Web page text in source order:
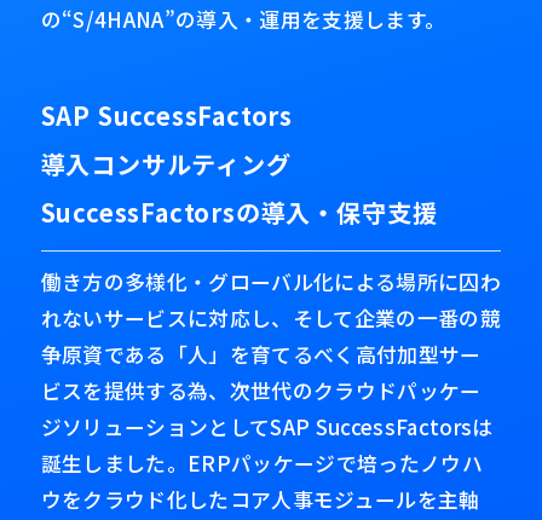
の“S/4HANA”の導入・運用を支援します。
SAP SuccessFactors
導入コンサルティング
SuccessFactorsの導入・保守支援
働き方の多様化・グローバル化による場所に囚わ
れないサービスに対応し、そして企業の一番の競
争原資である「人」を育てるべく高付加型サー
ビスを提供する為、次世代のクラウドパッケー
ジソリューションとしてSAP SuccessFactorsは
誕生しました。ERPパッケージで培ったノウハ
ウをクラウド化したコア人事モジュールを主軸